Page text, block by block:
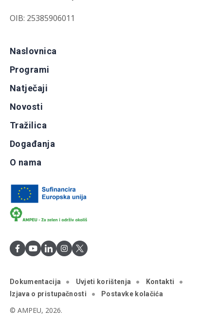
OIB: 25385906011
Naslovnica
Programi
Natječaji
Novosti
Tražilica
Događanja
O nama
Dokumentacija Uvjeti korištenja
Kontakti
Izjava o pristupačnosti
Postavke kolačića
© AMPEU, 2026.